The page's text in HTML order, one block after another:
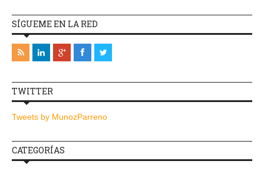
SÍGUEME EN LA RED
TWITTER
Tweets by MunozParreno
CATEGORÍAS